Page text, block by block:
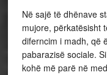
Në sajë të dhënave
mujore, përkatësisht
diferncim i madh, që
pabarazisë sociale.
kohë më parë në